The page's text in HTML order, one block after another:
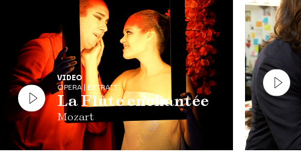
VIDEO
OPERA | EXTRAIT
La Flûte enchantée
Mozart